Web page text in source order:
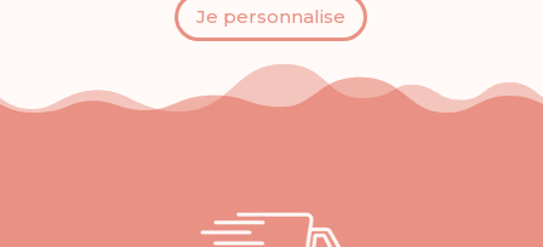
Je personnalise